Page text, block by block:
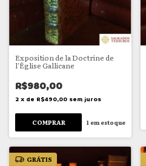
Exposition de la Doctrine de
l'Église Gallicane
R$980,00
2 x de R$490,00 sem juros
1em estoque
GRÁTIS